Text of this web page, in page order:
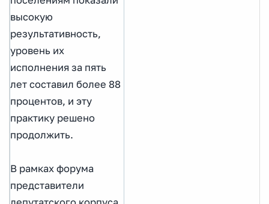
высокую
результативность,
уровень их
исполнения за пять
лет составил более 88
процентов, и эту
практику решено
продолжить.
В рамках форума
представители